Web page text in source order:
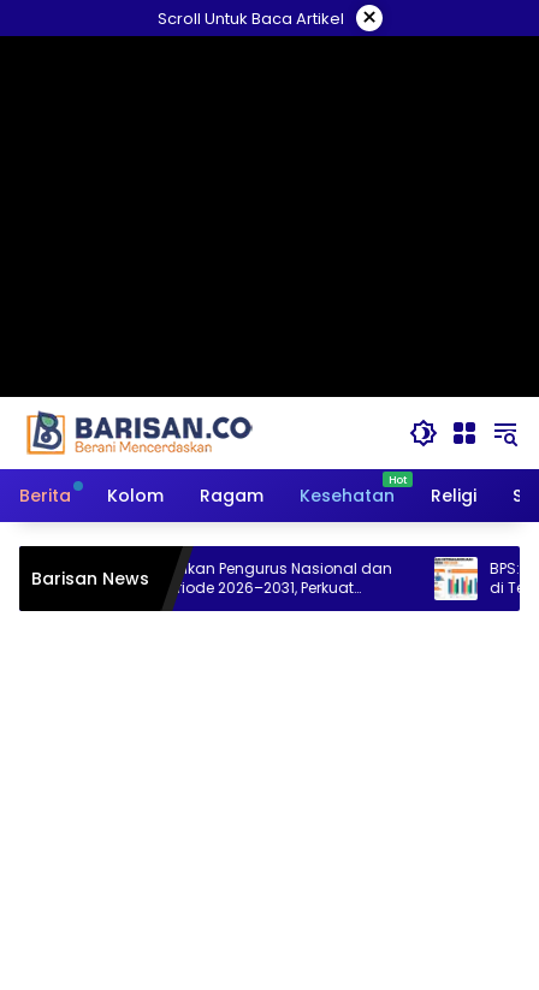
ke
Scroll Untuk Baca Artikel ×
Berita Kolom Ragam Kesehatan Religi
Barisan News
PPSPI Kukuhkan Pengurus Nasional dan
38 DPW Periode 2026–2031, Perkuat
Profesionalisme Sektor Publik
BPS: 7,23 Juta
di Tengah
Persen